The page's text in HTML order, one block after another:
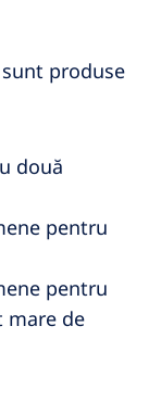
produse
două
pentru
pentru
mare de